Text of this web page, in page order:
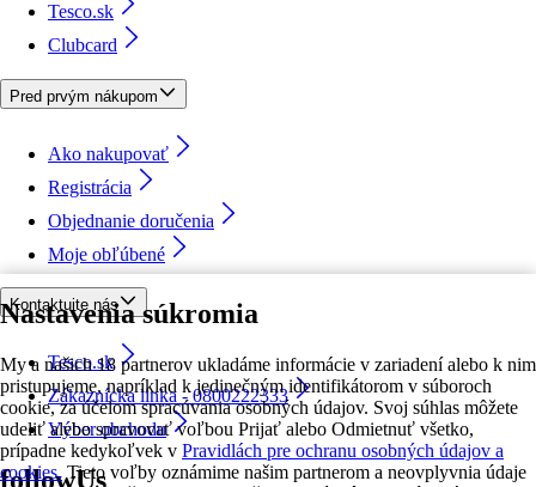
Nastavenia súkromia
My a našich 18 partnerov ukladáme informácie v zariadení alebo k nim
pristupujeme, napríklad k jedinečným identifikátorom v súboroch
cookie, za účelom spracúvania osobných údajov. Svoj súhlas môžete
udeliť alebo spravovať voľbou Prijať alebo Odmietnuť všetko,
prípadne kedykoľvek v Pravidlách pre ochranu osobných údajov a
cookies. Tieto voľby oznámime našim partnerom a neovplyvnia údaje
Tesco.sk
Clubcard
Pred prvým nákupom
Ako nakupovať
Registrácia
Objednanie doručenia
Moje obľúbené
Kontaktujte nás
Tesco.sk
Zákaznícka linka - 0800222333
Výber obchodu
followUs